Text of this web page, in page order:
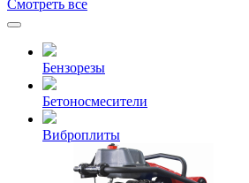
Смотреть все
Бензорезы
Бетоносмесители
Виброплиты